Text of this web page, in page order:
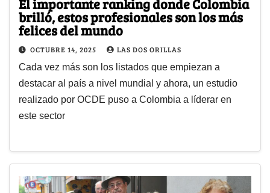
brilló, estos profesionales son los más
felices del mundo
OCTUBRE 14, 2025 LAS DOS ORILLAS
Cada vez más son los listados que empiezan a
destacar al país a nivel mundial y ahora, un estudio
realizado por OCDE puso a Colombia a líderar en
este sector